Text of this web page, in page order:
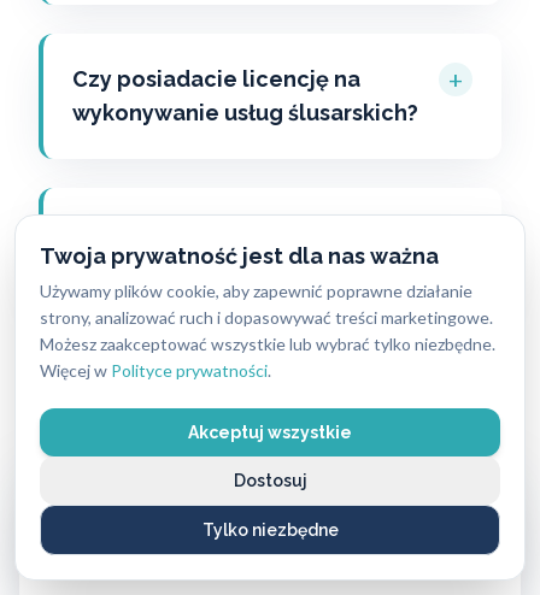
Twoja prywatność jest dla nas ważna
Używamy plików cookie, aby zapewnić poprawne działanie
strony, analizować ruch i dopasowywać treści marketingowe.
Możesz zaakceptować wszystkie lub wybrać tylko niezbędne.
Więcej w Polityce prywatności.
Akceptuj wszystkie
Tylko niezbędne
Dostosuj
Czy posiadacie licencję na
wykonywanie usług ślusarskich?
+
sklep z zamkami?